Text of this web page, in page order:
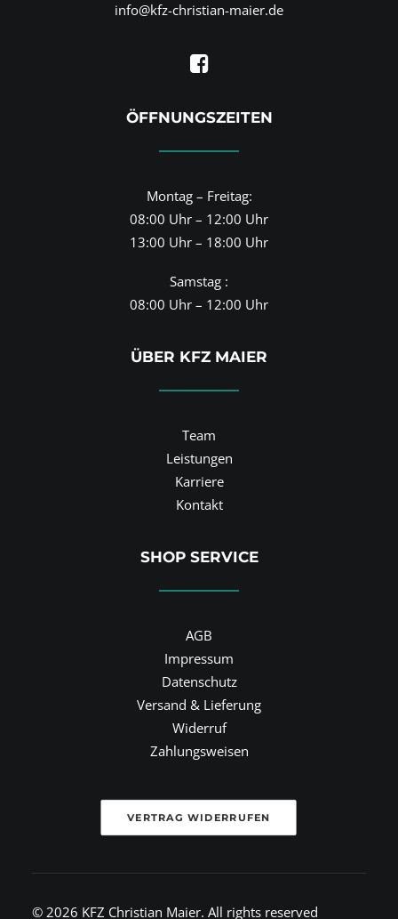
info@kfz-christian-maier.de
ÖFFNUNGSZEITEN
Montag – Freitag:
08:00 Uhr – 12:00 Uhr
13:00 Uhr – 18:00 Uhr
Samstag :
08:00 Uhr – 12:00 Uhr
ÜBER KFZ MAIER
Team
Leistungen
Karriere
Kontakt
SHOP SERVICE
AGB
Impressum
Datenschutz
Versand & Lieferung
Widerruf
Zahlungsweisen
VERTRAG WIDERRUFEN
© 2026 KFZ Christian Maier. All rights reserved